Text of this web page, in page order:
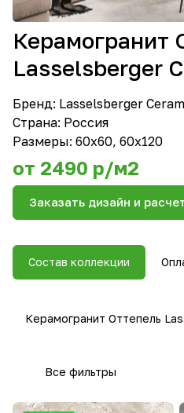
Керамогранит
Lasselsberger
Бренд: Lasselsberger
Страна: Россия
Размеры: 60х60, 60х120
от 2490 р/м2
Заказать дизайн и
Состав коллекции
Керамогранит Оттепель
Все фильтры